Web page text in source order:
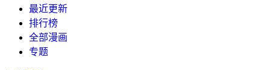
最近更新
排行榜
全部漫画
专题